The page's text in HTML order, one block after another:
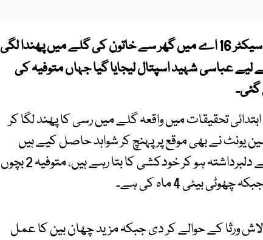
بفرزون کے علاقے گلشن وسیم سیکٹر 16 اے میں گھر سے خاتون کی گلے میں پھندا لگی
عباسی شہید اسپتال لیجایا گیا جہاں متوفیہ کی
ابتدائی تحقیقات میں واقعہ گلے میں رسی کا پھند لگا کر
یونٹ نے بھی موقع پر پہنچ کر شواہد حاصل کیے ہیں
جبکہ اہلخانہ واقعے کو گھریلو رنجش سے دلبرداشتہ ہو کر خودکشی کا بتا رہے ہیں، متوفیہ 2 بچوں
ورثا کے حوالے کر دی جبکہ مزید چھان بین کا عمل